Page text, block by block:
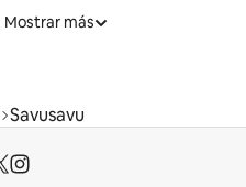
Mostrar más
Savusavu